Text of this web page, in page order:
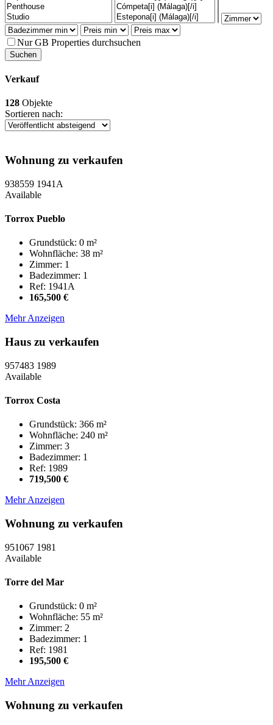
Nur GB Properties durchsuchen
Verkauf
128 Objekte
Sortieren nach:
Wohnung zu verkaufen
938559 1941A
Available
Torrox Pueblo
Grundstück: 0 m²
Wohnfläche: 38 m²
Zimmer: 1
Badezimmer: 1
Ref: 1941A
165,500 €
Mehr Anzeigen
Haus zu verkaufen
957483 1989
Available
Torrox Costa
Grundstück: 366 m²
Wohnfläche: 240 m²
Zimmer: 3
Badezimmer: 1
Ref: 1989
719,500 €
Mehr Anzeigen
Wohnung zu verkaufen
951067 1981
Available
Torre del Mar
Grundstück: 0 m²
Wohnfläche: 55 m²
Zimmer: 2
Badezimmer: 1
Ref: 1981
195,500 €
Mehr Anzeigen
Wohnung zu verkaufen